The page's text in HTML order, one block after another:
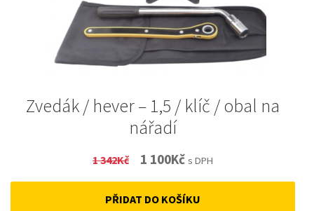
Zvedák / hever – 1,5 / klíč / obal na
nářadí
1 342Kč
Original
price
was:
1 100KčCurrent
price
is:
s DPH
PŘIDAT DO KOŠÍKU